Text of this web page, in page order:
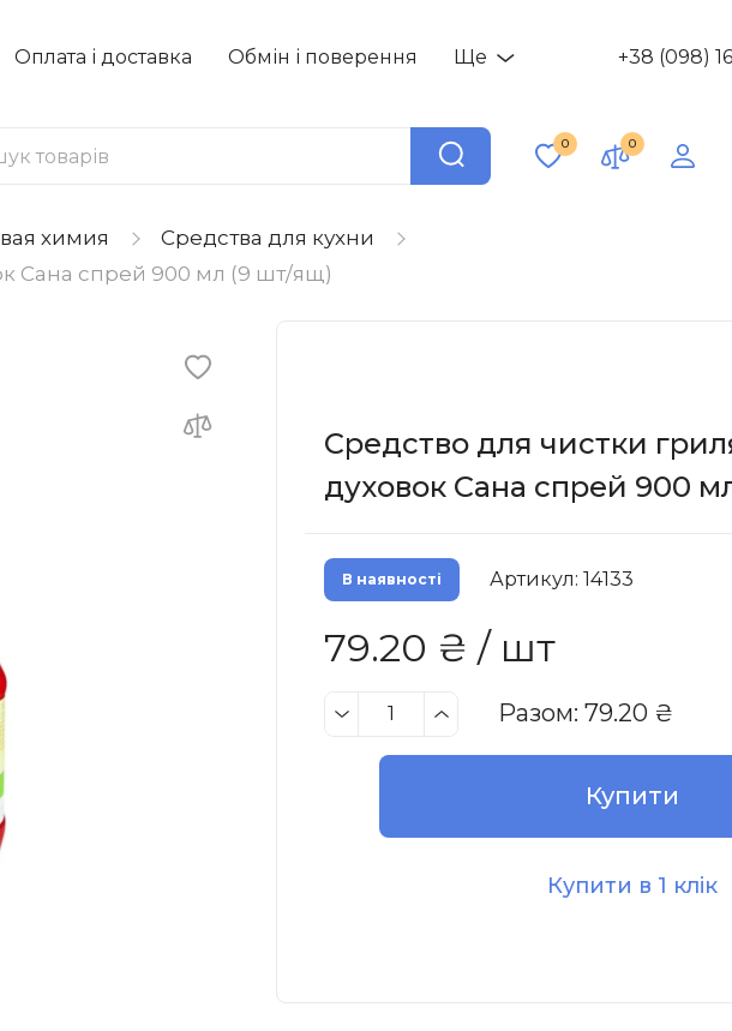
Оплата і доставка Обмін і поверення Ще +38 (098)
0 0
химия
Средства для кухни
Сана спрей 900 мл (9 шт/ящ)
Средство для чистки
духовок Сана спрей 900
В наявності Артикул: 14133
79.20 ₴ / шт
Разом: 79.20 ₴
Купити
Купити в 1 клік